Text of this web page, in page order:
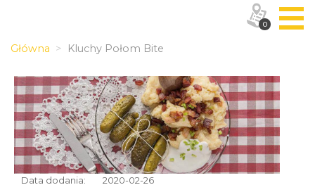
Główna Kluchy Połom Bite
Data dodania: 2020-02-26
0